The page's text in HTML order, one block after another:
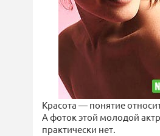
Красота — понятие
А фоток этой молодой
практически нет.